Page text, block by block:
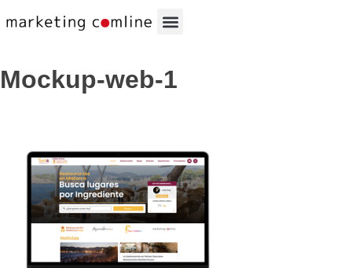
Mockup-web-1